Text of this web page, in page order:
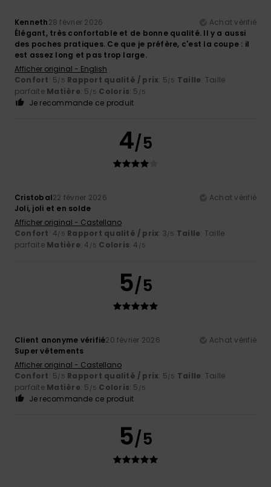
Kenneth28 février 2026
Achat vérifié
Élégant, très confortable et de bonne qualité. Il y a aussi
des poches pratiques. Ce que je préfère, c'est la coupe : il
est assez long et pas trop large.
Afficher original - English
Confort: 5/5 Rapport qualité / prix: 5/5 Taille: Taille
parfaite Matière: 5 /5 Coloris: 5 /5
Je recommande ce produit
4/5
Cristobal22 février 2026
Achat vérifié
Joli, joli et en solde
Afficher original - Castellano
Confort: 4/5 Rapport qualité / prix: 3/5 Taille: Taille
parfaite Matière: 4 /5 Coloris: 4 /5
5/5
Client anonyme vérifié20 février 2026
Achat vérifié
Super vêtements
Afficher original - Castellano
Confort: 5/5 Rapport qualité / prix: 5/5 Taille: Taille
parfaite Matière: 5 /5 Coloris: 5 /5
Je recommande ce produit
5/5